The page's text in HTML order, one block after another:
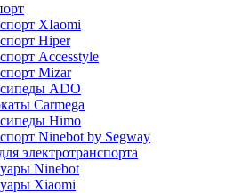
XIaomi
Hiper
Accesstyle
Mizar
ADO
Carmega
Himo
Ninebot by Segway
электротранспорта
Ninebot
Xiaomi